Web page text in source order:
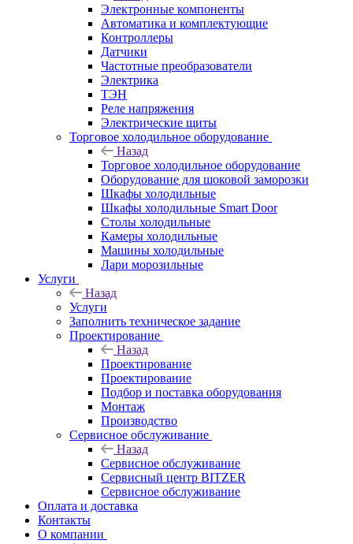
Электронные компоненты
Автоматика и комплектующие
Контроллеры
Датчики
Частотные преобразователи
Электрика
ТЭН
Реле напряжения
Электрические щиты
Торговое холодильное оборудование
Назад
Торговое холодильное оборудование
Оборудование для шоковой заморозки
Шкафы холодильные
Шкафы холодильные Smart Door
Столы холодильные
Камеры холодильные
Машины холодильные
Лари морозильные
Услуги
Назад
Услуги
Заполнить техническое задание
Проектирование
Назад
Проектирование
Проектирование
Подбор и поставка оборудования
Монтаж
Производство
Сервисное обслуживание
Назад
Сервисное обслуживание
Сервисный центр BITZER
Сервисное обслуживание
Оплата и доставка
Контакты
О компании